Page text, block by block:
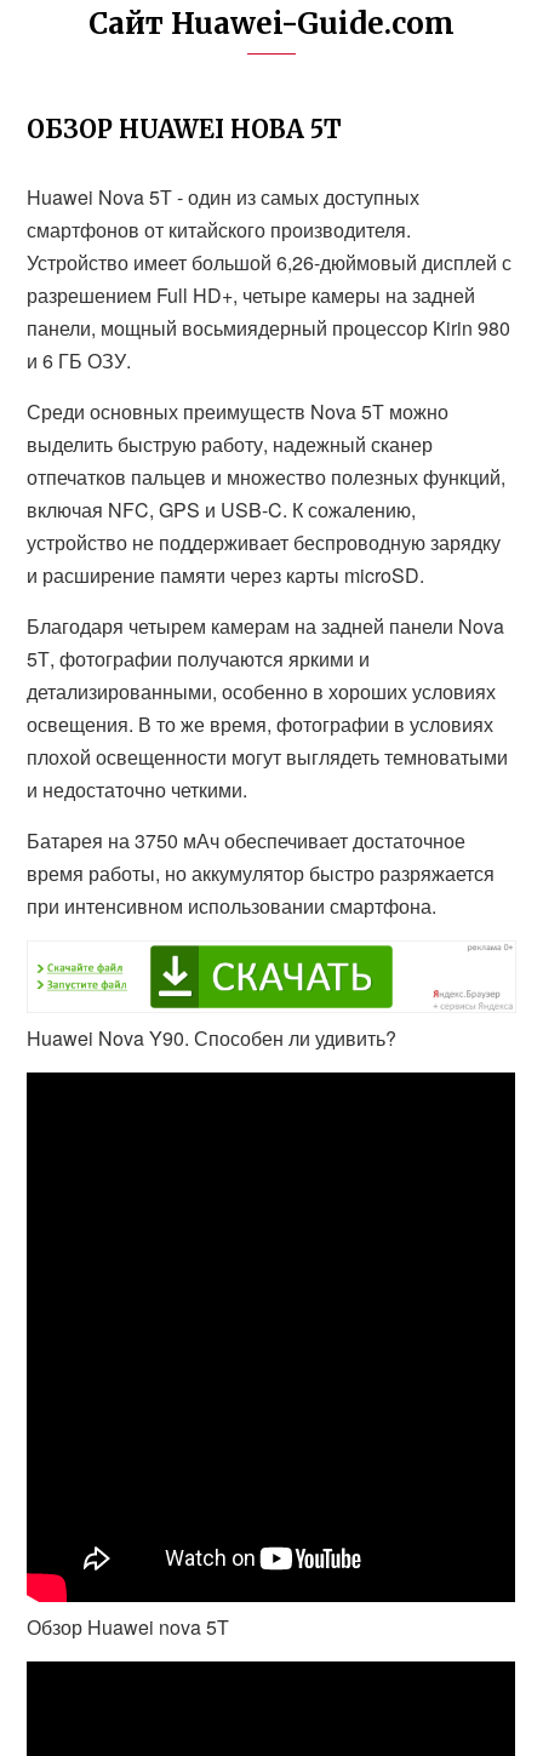
Сайт Huawei-Guide.com
ОБЗОР HUAWEI НОВА 5Т
Huawei Nova 5Т - один из самых доступных
смартфонов от китайского производителя.
Устройство имеет большой 6,26-дюймовый дисплей с
разрешением Full HD+, четыре камеры на задней
панели, мощный восьмиядерный процессор Kirin 980
и 6 ГБ ОЗУ.
Среди основных преимуществ Nova 5Т можно
выделить быструю работу, надежный сканер
отпечатков пальцев и множество полезных функций,
включая NFC, GPS и USB-C. К сожалению,
устройство не поддерживает беспроводную зарядку
и расширение памяти через карты microSD.
Благодаря четырем камерам на задней панели Nova
5Т, фотографии получаются яркими и
детализированными, особенно в хороших условиях
освещения. В то же время, фотографии в условиях
плохой освещенности могут выглядеть темноватыми
и недостаточно четкими.
Батарея на 3750 мАч обеспечивает достаточное
время работы, но аккумулятор быстро разряжается
при интенсивном использовании смартфона.
Huawei Nova Y90. Способен ли удивить?
Обзор Huawei nova 5T